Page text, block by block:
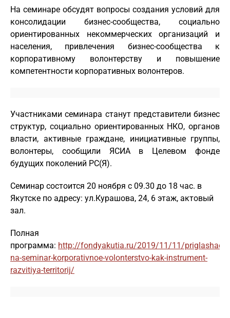
На семинаре обсудят вопросы создания условий для
консолидации бизнес-сообщества, социально
ориентированных некоммерческих организаций и
населения, привлечения бизнес-сообщества к
корпоративному волонтерству и повышение
компетентности корпоративных волонтеров.
Участниками семинара станут представители бизнес
структур, социально ориентированных НКО, органов
власти, активные граждане, инициативные группы,
волонтеры, сообщили ЯСИА в Целевом фонде
будущих поколений РС(Я).
Семинар состоится 20 ноября с 09.30 до 18 час. в
Якутске по адресу: ул.Курашова, 24, 6 этаж, актовый
зал.
Полная
программа: http://fondyakutia.ru/2019/11/11/
na-seminar-korporativnoe-volonterstvo-kak-instrument-
razvitiya-territorij/